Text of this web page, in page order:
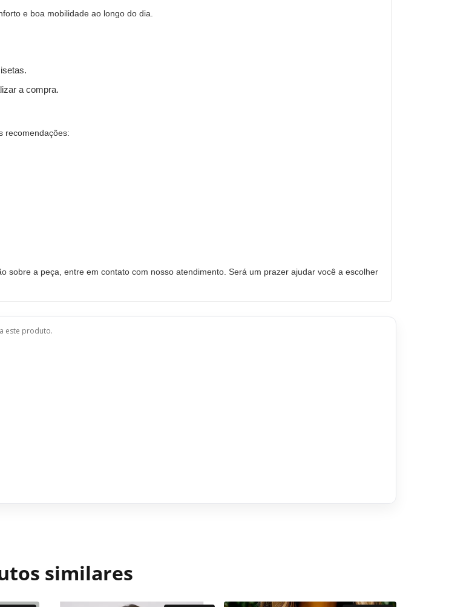
e boa mobilidade ao longo do dia.
a compra.
recomendações:
sobre a peça, entre em contato com nosso atendimento. Será um prazer ajudar você a escolher
este produto.
similares